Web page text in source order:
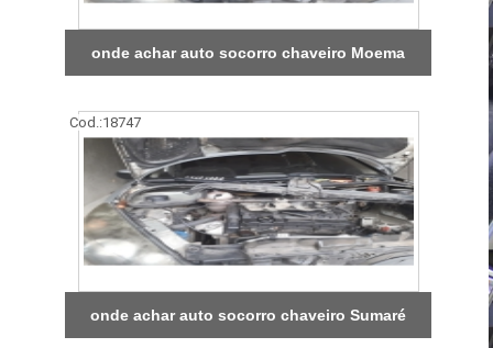
onde achar auto socorro chaveiro Moema
Cod.:18747
onde achar auto socorro chaveiro Sumaré